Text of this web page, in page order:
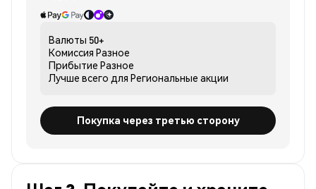
Валюты 50+
Комиссия Разное
Прибытие Разное
Лучше всего для Региональные акции
Покупка через третью сторону